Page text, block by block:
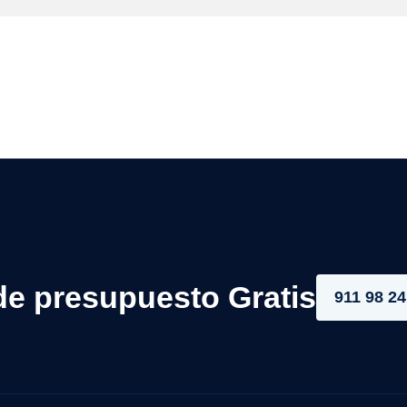
presupuesto Gratis 911 98